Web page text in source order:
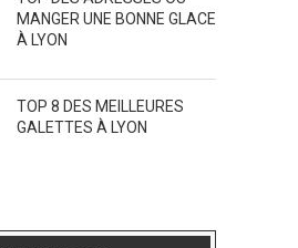
MANGER UNE BONNE GLACE
À LYON
TOP 8 DES MEILLEURES
GALETTES À LYON